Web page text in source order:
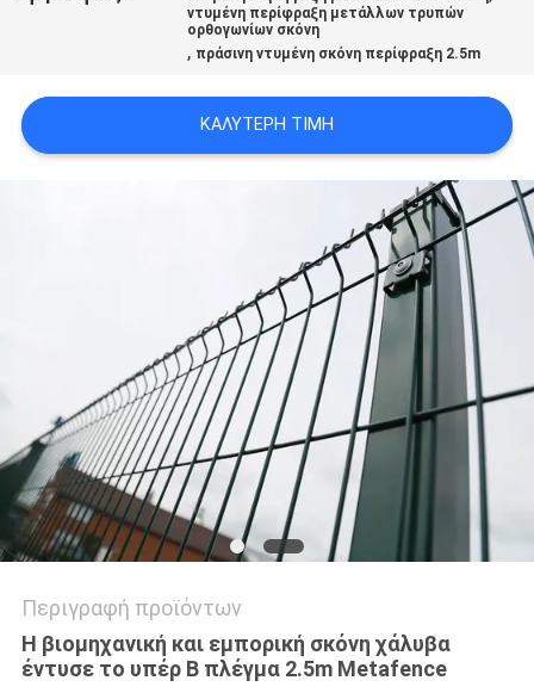
PRIVACY
ντυμένη περίφραξη μετάλλων τρυπών
ορθογωνίων σκόνη
, πράσινη ντυμένη σκόνη περίφραξη 2.5m
ΚΑΛΎΤΕΡΗ ΤΙΜΉ
Περιγραφή προϊόντων
Η βιομηχανική και εμπορική σκόνη χάλυβα
έντυσε το υπέρ Β πλέγμα 2.5m Metafence